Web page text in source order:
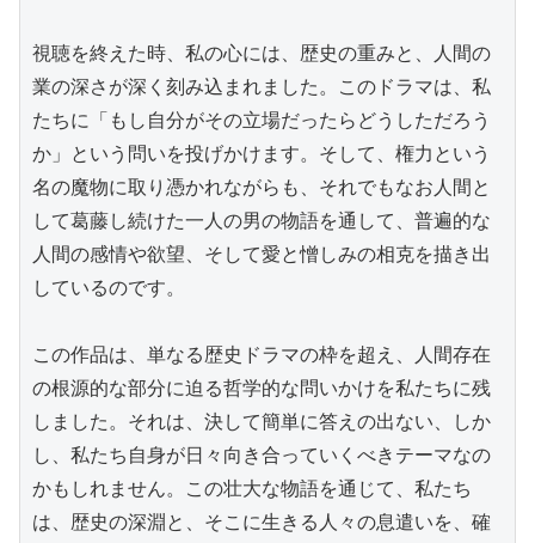
視聴を終えた時、私の心には、歴史の重みと、人間の
業の深さが深く刻み込まれました。このドラマは、私
たちに「もし自分がその立場だったらどうしただろう
か」という問いを投げかけます。そして、権力という
名の魔物に取り憑かれながらも、それでもなお人間と
して葛藤し続けた一人の男の物語を通して、普遍的な
人間の感情や欲望、そして愛と憎しみの相克を描き出
しているのです。
この作品は、単なる歴史ドラマの枠を超え、人間存在
の根源的な部分に迫る哲学的な問いかけを私たちに残
しました。それは、決して簡単に答えの出ない、しか
し、私たち自身が日々向き合っていくべきテーマなの
かもしれません。この壮大な物語を通じて、私たち
は、歴史の深淵と、そこに生きる人々の息遣いを、確